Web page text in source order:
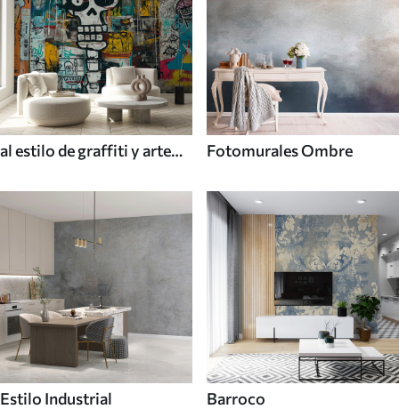
al estilo de graffiti y arte
Fotomurales Ombre
Estilo Industrial Barroco